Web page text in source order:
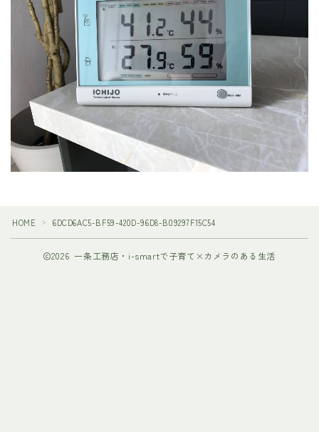
HOME ＞ 6DCD6AC5-BF59-420D-96D8-B09297F15C54
2026 一条工務店・i-smartで子育て×カメラのある生活